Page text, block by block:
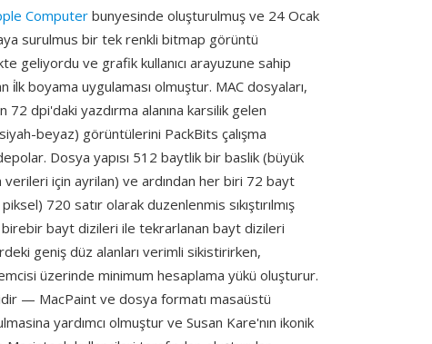
Computer bunyesinde oluşturulmuş ve 24 Ocak
surulmus bir tek renkli bitmap görüntü
geliyordu ve grafik kullanıcı arayuzune sahip
i̇lk boyama uygulaması olmuştur. MAC dosyaları,
dpi'daki yazdırma alanına karsilik gelen
beyaz) görüntülerini PackBits çalışma
Dosya yapısı 512 baytlik bir baslik (büyük
verileri için ayrilan) ve ardından her biri 72 bayt
720 satır olarak duzenlenmis sıkıştırılmış
bayt dizileri ile tekrarlanan bayt dizileri
geniş düz alanları verimli sikistirirken,
üzerinde minimum hesaplama yükü oluşturur.
— MacPaint ve dosya formatı masaüstü
yardımcı olmuştur ve Susan Kare'nın ikonik